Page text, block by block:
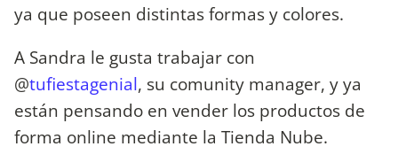
ya que poseen distintas formas y colores.
A Sandra le gusta trabajar con
@tufiestagenial, su comunity manager, y ya
están pensando en vender los productos de
forma online mediante la Tienda Nube.